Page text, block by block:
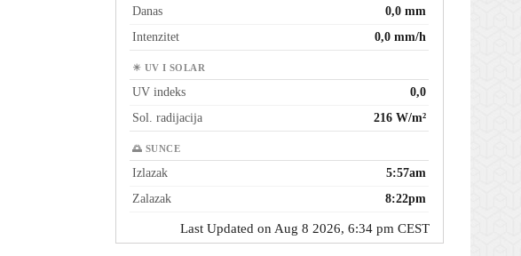
Danas
0,0 mm
Intenzitet
0,0 mm/h
☀ UV I SOLAR
UV indeks
0,0
Sol. radijacija
216 W/m²
🌅 SUNCE
Izlazak
5:57am
Zalazak
8:22pm
Last Updated on Aug 8 2026, 6:34 pm CEST